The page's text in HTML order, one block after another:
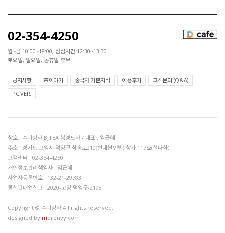
02-354-4250
월~금 10:00~18:00, 점심시간 12:30~13:30
토요일, 일요일, 공휴일 휴무
공지사항 茶이야기 중국차 기본지식 이용후기
고객문의 (Q&A)
PC VER.
상호 : 수미상사 BJTEA 북경도사 / 대표 : 임근혜
주소 : 경기도 고양시 덕양구 삼송로210(현대썬앤빌) 상가 117호(산다화)
고객센터 : 02-354-4250
개인정보관리책임자 : 임근혜
사업자등록번호 : 132-21-29783
통신판매업신고 : 2020-고양 덕양구-2198
Copyright © 수미상사 All rights reserved.
designed by morenvy.com